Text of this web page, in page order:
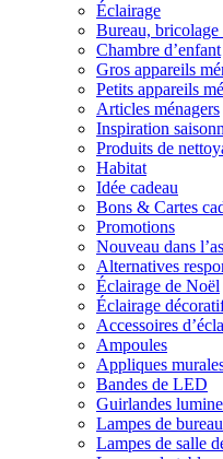
Éclairage
Bureau,
Chambre d’enfant
Gros appareils
Petits appareils
Articles ménagers
Inspiration
Produits de
Habitat
Idée cadeau
Bons & Cartes
Promotions
Nouveau dans
Alternatives
Éclairage de Noël
Éclairage
Accessoires
Ampoules
Appliques
Bandes de LED
Guirlandes
Lampes de bureau
Lampes de salle